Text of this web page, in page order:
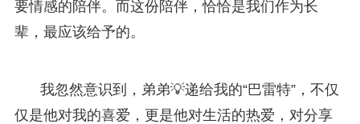
要情感的陪伴。而这份陪伴，恰恰是我们作为长
辈，最应该给予的。
我忽然意识到，弟弟💡递给我的“巴雷特”，不仅
仅是他对我的喜爱，更是他对生活的热爱，对分享